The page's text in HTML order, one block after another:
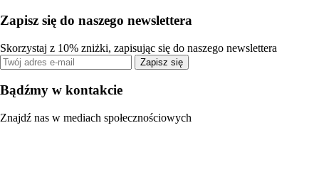
Zapisz się do naszego newslettera
Skorzystaj z 10% zniżki, zapisując się do naszego newslettera
Zapisz się
Bądźmy w kontakcie
Znajdź nas w mediach społecznościowych